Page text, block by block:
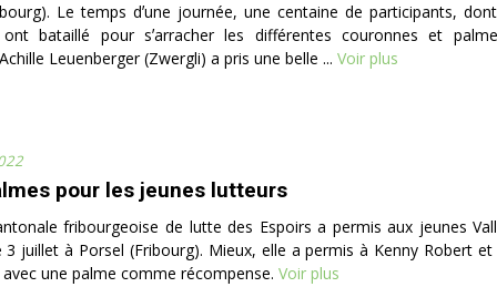
Le temps dʼune journée, une centaine de participants,
ont bataillé pour sʼarracher les différentes couronnes et
Leuenberger (Zwergli) a pris une belle ... Voir plus
pour les jeunes lutteurs
fribourgeoise de lutte des Espoirs a permis aux jeunes
3 juillet à Porsel (Fribourg). Mieux, elle a permis à Kenny Robert
une palme comme récompense. Voir plus